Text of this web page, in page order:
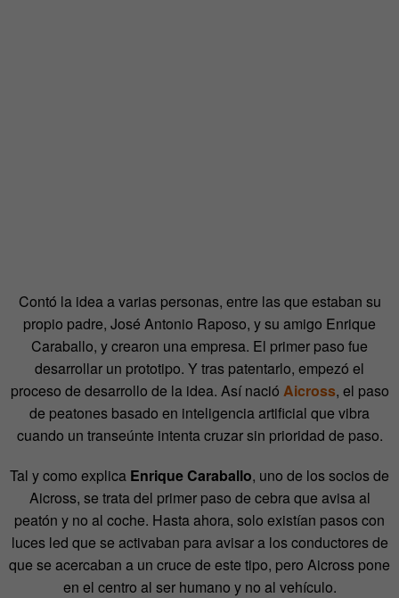
Contó la idea a varias personas, entre las que estaban su
propio padre, José Antonio Raposo, y su amigo Enrique
Caraballo, y crearon una empresa. El primer paso fue
desarrollar un prototipo. Y tras patentarlo, empezó el
proceso de desarrollo de la idea. Así nació Aicross, el paso
de peatones basado en inteligencia artificial que vibra
cuando un transeúnte intenta cruzar sin prioridad de paso.
Tal y como explica Enrique Caraballo, uno de los socios de
Aicross, se trata del primer paso de cebra que avisa al
peatón y no al coche. Hasta ahora, solo existían pasos con
luces led que se activaban para avisar a los conductores de
que se acercaban a un cruce de este tipo, pero Aicross pone
en el centro al ser humano y no al vehículo.